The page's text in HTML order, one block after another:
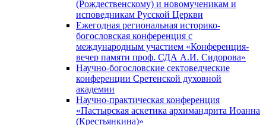
(Рождественскому) и новомученикам и
исповедникам Русской Церкви
Ежегодная региональная историко-
богословская конференция с
международным участием «Конференция-
вечер памяти проф. СДА А.И. Сидорова»
Научно-богословские сектоведческие
конференции Сретенской духовной
академии
Научно-практическая конференция
«Пастырская аскетика архимандрита Иоанна
(Крестьянкина)»